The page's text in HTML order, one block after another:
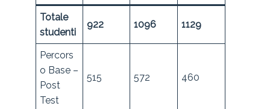
Totale
studenti
922 1096 1129
Percors
o Base –
Post
Test
515 572 460